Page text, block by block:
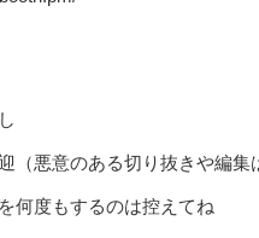
（悪意のある切り抜きや編集
何度もするのは控えてね